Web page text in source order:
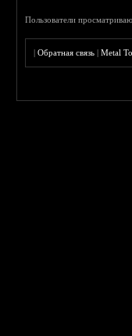
Пользователи
|Обратная связь |Metal